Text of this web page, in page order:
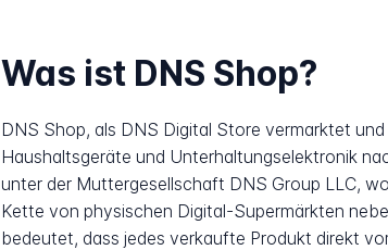
Was ist DNS Shop?
DNS Shop, als DNS Digital Store vermarktet
Haushaltsgeräte und Unterhaltungselektronik
unter der Muttergesellschaft DNS Group LLC,
Kette von physischen Digital-Supermärkten
bedeutet, dass jedes verkaufte Produkt direkt